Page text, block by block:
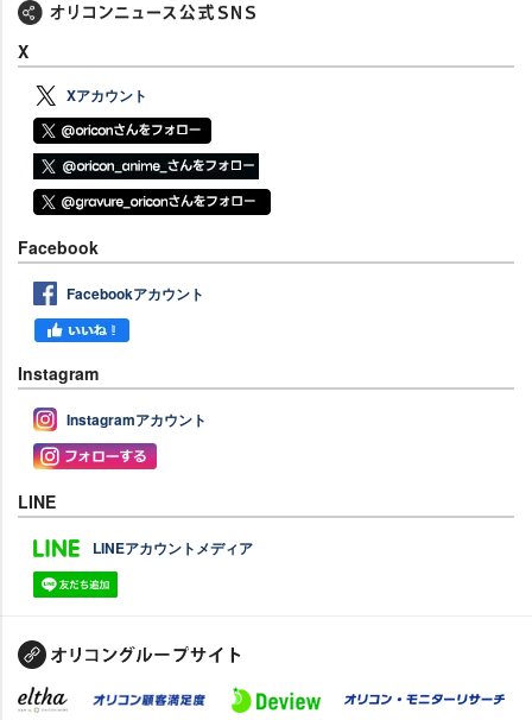
X
Xアカウント
Facebook
Facebookアカウント
Instagram
Instagramアカウント
LINE
LINEアカウントメディア